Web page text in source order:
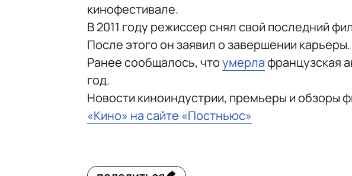
кинофестивале.
В 2011 году режиссер снял свой последний
После этого он заявил о завершении карьеры.
Ранее сообщалось, чтоумерлафранцузская
год.
Новости киноиндустрии, премьеры и обзоры
«Кино» на сайте «Постньюс»